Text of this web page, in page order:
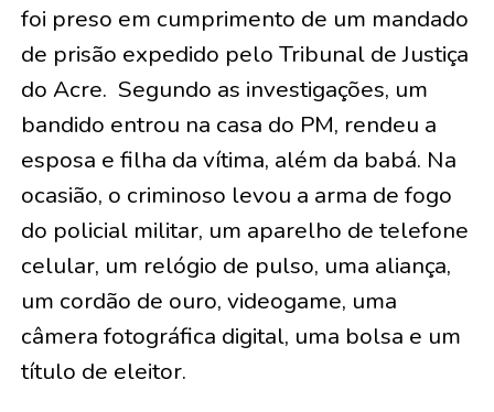
foi preso em cumprimento de um mandado
de prisão expedido pelo Tribunal de Justiça
do Acre. Segundo as investigações, um
bandido entrou na casa do PM, rendeu a
esposa e filha da vítima, além da babá. Na
ocasião, o criminoso levou a arma de fogo
do policial militar, um aparelho de telefone
celular, um relógio de pulso, uma aliança,
um cordão de ouro, videogame, uma
câmera fotográfica digital, uma bolsa e um
título de eleitor.